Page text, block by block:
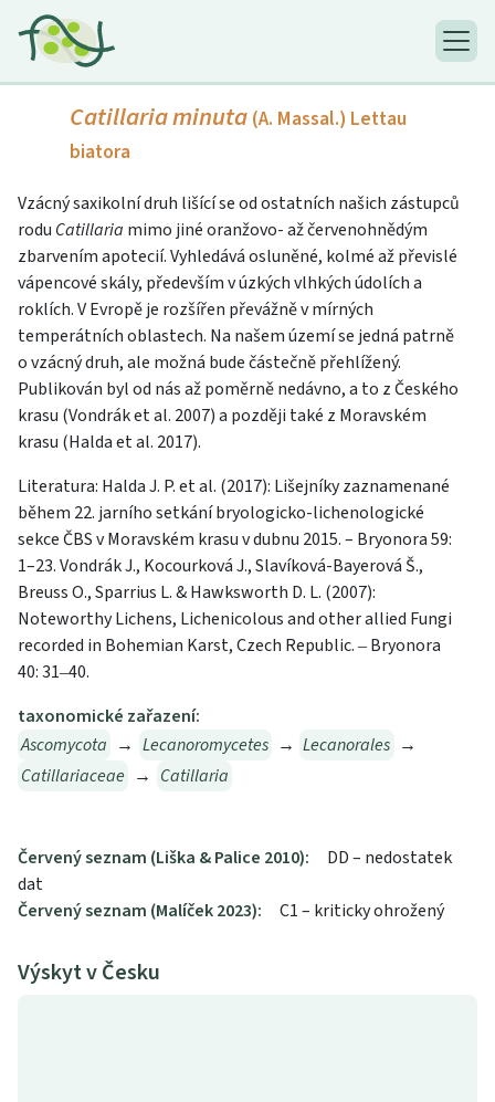
Catillaria minuta (A. Massal.) Lettau
biatora
Vzácný saxikolní druh lišící se od ostatních našich zástupců
rodu Catillaria mimo jiné oranžovo- až červenohnědým
zbarvením apotecií. Vyhledává osluněné, kolmé až převislé
vápencové skály, především v úzkých vlhkých údolích a
roklích. V Evropě je rozšířen převážně v mírných
temperátních oblastech. Na našem území se jedná patrně
o vzácný druh, ale možná bude částečně přehlížený.
Publikován byl od nás až poměrně nedávno, a to z Českého
krasu (Vondrák et al. 2007) a později také z Moravském
krasu (Halda et al. 2017).
Literatura: Halda J. P. et al. (2017): Lišejníky zaznamenané
během 22. jarního setkání bryologicko-lichenologické
sekce ČBS v Moravském krasu v dubnu 2015. – Bryonora 59:
1–23. Vondrák J., Kocourková J., Slavíková-Bayerová Š.,
Breuss O., Sparrius L. & Hawksworth D. L. (2007):
Noteworthy Lichens, Lichenicolous and other allied Fungi
recorded in Bohemian Karst, Czech Republic. ‒ Bryonora
40: 31‒40.
taxonomické zařazení:
Ascomycota → Lecanoromycetes → Lecanorales →
Catillariaceae → Catillaria
Červený seznam (Liška & Palice 2010):
DD – nedostatek
dat
Červený seznam (Malíček 2023):
C1 – kriticky ohrožený
Výskyt v Česku